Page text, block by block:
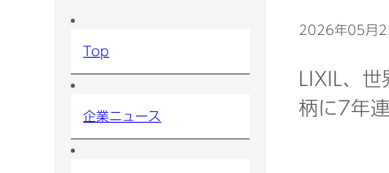
Top
企業ニュース
2026年05月
LIXIL、
柄に7年